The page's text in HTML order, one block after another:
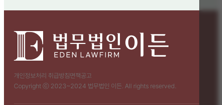
개인정보처리 취급방침 면책공고
Copyright ⓒ 2023~2024 법무법인 이든. All rights reserved.